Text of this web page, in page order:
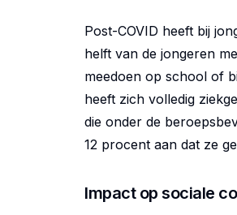
Post-COVID heeft bij
helft van de jongeren
meedoen op school of
heeft zich volledig
die onder de
12 procent aan dat ze
Impact op sociale